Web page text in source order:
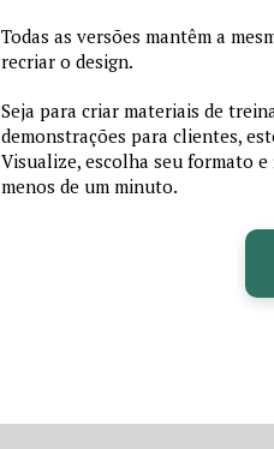
Todas as versões mantêm a
recriar o design.
Seja para criar materiais de
demonstrações para clientes,
Visualize, escolha seu formato
menos de um minuto.